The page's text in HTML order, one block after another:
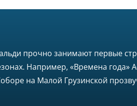
прочно занимают первые
Например, «Времена года»
на Малой Грузинской